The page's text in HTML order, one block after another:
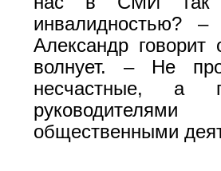
инвалидностью?
Александр говорит
волнует. – Не
несчастные, а
общественными